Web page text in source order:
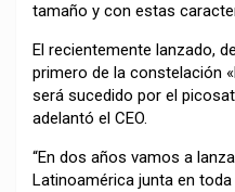
tamaño y con estas
El recientemente lanzado,
primero de la constelación
será sucedido por el
adelantó el CEO.
“En dos años vamos a
Latinoamérica junta en